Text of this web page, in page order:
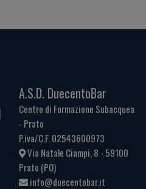
A.S.D. DuecentoBar
Centro di Formazione Subacquea
- Prato
P.iva/C.F. 02543600973
Via Natale Ciampi, 8 - 59100
Prato (PO)
info@duecentobar.it